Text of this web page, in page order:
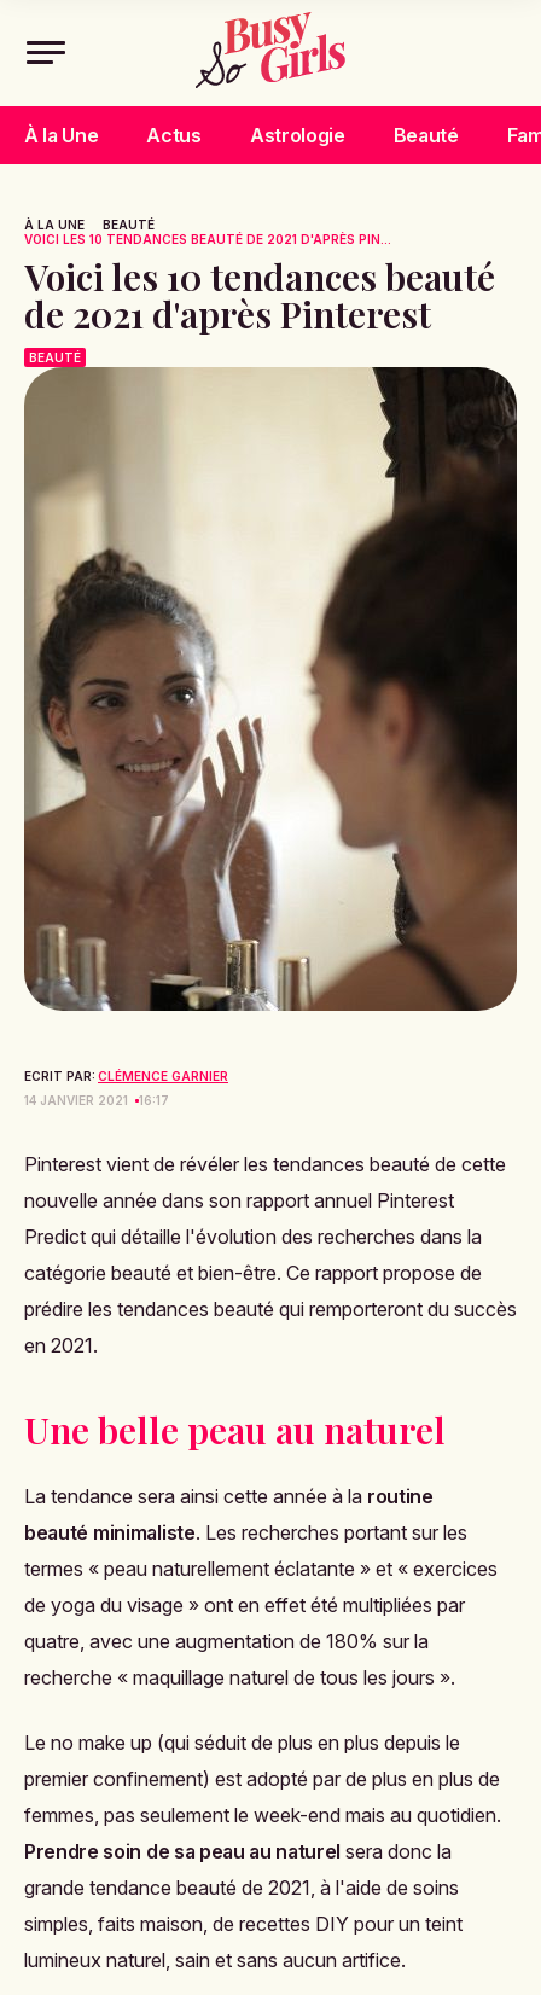
À la Une Actus Astrologie Beauté
À LA UNE
BEAUTÉ
VOICI LES 10 TENDANCES BEAUTÉ DE 2021 D'APRÈS PIN...
Voici les 10 tendances beauté
de 2021 d'après Pinterest
BEAUTÉ
ECRIT PAR: CLÉMENCE GARNIER
14 JANVIER 2021
16:17
Pinterest vient de révéler les tendances beauté de cette
nouvelle année dans son rapport annuel Pinterest
Predict qui détaille l'évolution des recherches dans la
catégorie beauté et bien-être. Ce rapport propose de
prédire les tendances beauté qui remporteront du succès
en 2021.
Une belle peau au naturel
La tendance sera ainsi cette année à la routine
beauté minimaliste. Les recherches portant sur les
termes « peau naturellement éclatante » et « exercices
de yoga du visage » ont en effet été multipliées par
quatre, avec une augmentation de 180% sur la
recherche « maquillage naturel de tous les jours ».
Le no make up (qui séduit de plus en plus depuis le
premier confinement) est adopté par de plus en plus de
femmes, pas seulement le week-end mais au quotidien.
Prendre soin de sa peau au naturel sera donc la
grande tendance beauté de 2021, à l'aide de soins
simples, faits maison, de recettes DIY pour un teint
lumineux naturel, sain et sans aucun artifice.